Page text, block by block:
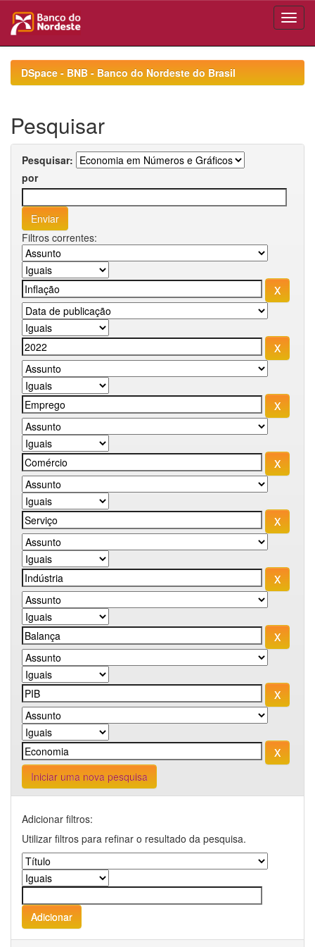
navigationDSpace - BNB - Banco do Nordeste do Brasil
Pesquisar
Pesquisar:
por
Filtros correntes:
Iniciar uma nova pesquisa
Adicionar filtros:
Utilizar filtros para refinar o resultado da pesquisa.